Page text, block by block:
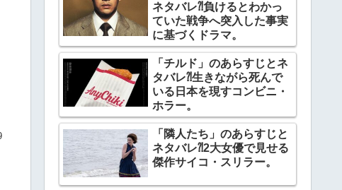
ネタバレ⁈負けるとわかっ
ていた戦争へ突入した事実
に基づくドラマ。
「チルド」のあらすじとネ
タバレ⁈生きながら死んで
いる日本を現すコンビニ・
ホラー。
「隣人たち」のあらすじと
ネタバレ⁈2大女優で見せる
傑作サイコ・スリラー。